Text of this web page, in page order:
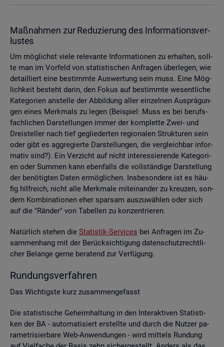
Maß­nah­men zur Re­du­zie­rung des In­for­ma­ti­ons­ver­
lus­tes
Um mög­lichst viele re­le­van­te In­for­ma­tio­nen zu er­hal­ten, soll­
te man im Vor­feld von sta­tis­ti­schen An­fra­gen über­le­gen, wie
de­tail­liert eine be­stimm­te Aus­wer­tung sein muss. Eine Mög­
lich­keit be­steht darin, den Fokus auf be­stimm­te we­sent­li­che
Ka­te­go­ri­en an­stel­le der Ab­bil­dung aller ein­zel­nen Aus­prä­gun­
gen eines Merk­mals zu legen (Bei­spiel: Muss es bei be­rufs­
fach­li­chen Dar­stel­lun­gen immer der kom­plet­te Zwei- und
Drei­stel­ler nach tief ge­glie­der­ten re­gio­na­len Struk­tu­ren sein
oder gibt es agg­re­gier­te Dar­stel­lun­gen, die ver­gleich­bar in­for­
ma­tiv sind?). Ein Ver­zicht auf nicht in­ter­es­sie­ren­de Ka­te­go­ri­
en oder Sum­men kann eben­falls die voll­stän­di­ge Dar­stel­lung
der be­nö­tig­ten Daten er­mög­li­chen. Ins­be­son­de­re ist es häu­
fig hilf­reich, nicht alle Merk­ma­le mit­ein­an­der zu kreu­zen, son­
dern Kom­bi­na­tio­nen eher spar­sam aus­zu­wäh­len oder sich
auf die "Rän­der" von Ta­bel­len zu kon­zen­trie­ren.
Na­tür­lich ste­hen die Sta­tis­tik-Ser­vices bei An­fra­gen im Zu­
sam­men­hang mit der Be­rück­sich­ti­gung da­ten­schutz­recht­li­
cher Be­lan­ge gerne be­ra­tend zur Ver­fü­gung.
Run­dungs­ver­fah­ren
Das Wich­tigs­te kurz zu­sam­men­ge­fasst
Die sta­tis­ti­sche Ge­heim­hal­tung in den In­ter­ak­ti­ven Sta­tis­ti­
ken der BA - au­to­ma­ti­siert er­stell­te und durch die Nut­zer pa­
ra­me­tri­sier­ba­re Web-An­wen­dun­gen - wird mit­tels Run­dung